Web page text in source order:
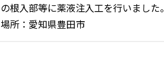
の根入部等に薬液注入工を行いました。
場所：愛知県豊田市